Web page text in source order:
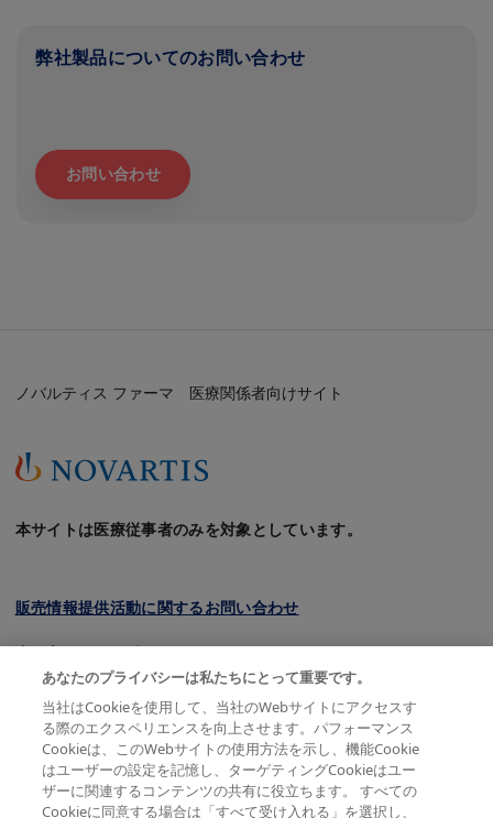
弊社製品についてのお問い合わせ
お問い合わせ
ノバルティス ファーマ 医療関係者向けサイト
本サイトは医療従事者のみを対象としています。
販売情報提供活動に関するお問い合わせ
クッキーについて
プライバシーポリシー
利用規約
会員規約
あなたのプライバシーは私たちにとって重要です。
当社はCookieを使用して、当社のWebサイトにアクセスす
る際のエクスペリエンスを向上させます。パフォーマンス
Cookieは、このWebサイトの使用方法を示し、機能Cookie
はユーザーの設定を記憶し、ターゲティングCookieはユー
ザーに関連するコンテンツの共有に役立ちます。 すべての
Cookieに同意する場合は「すべて受け入れる」を選択し、